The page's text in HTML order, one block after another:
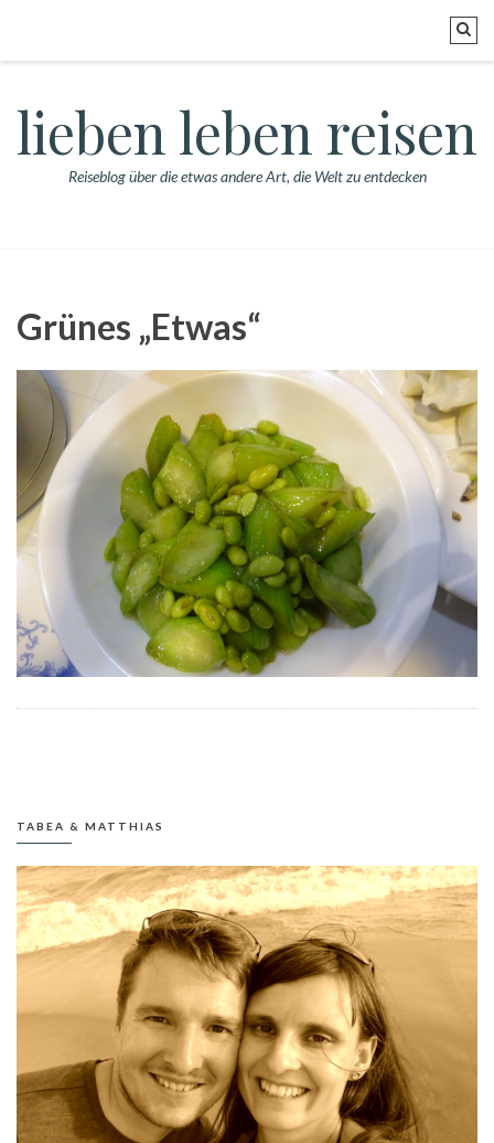
lieben leben reisen
Reiseblog über die etwas andere Art, die Welt zu entdecken
Grünes „Etwas“
TABEA & MATTHIAS